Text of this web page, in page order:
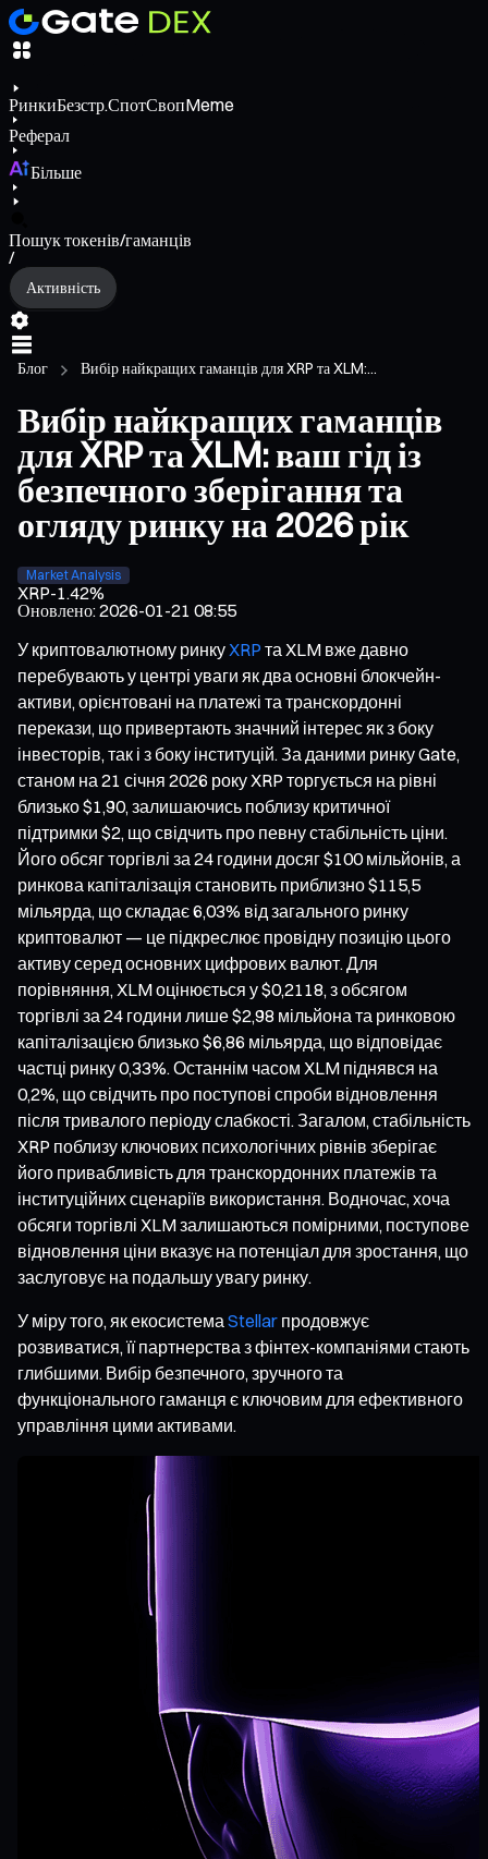
РинкиБезстр.СпотСвопMeme
Реферал
Більше
Пошук токенів/гаманців
/
Активність
Блог Вибір найкращих гаманців для XRP та XLM:...
Вибір найкращих гаманців
для XRP та XLM: ваш гід із
безпечного зберігання та
огляду ринку на 2026 рік
Market Analysis
XRP-1.42%
Оновлено:2026-01-21 08:55
У криптовалютному ринку XRP та XLM вже давно
перебувають у центрі уваги як два основні блокчейн-
активи, орієнтовані на платежі та транскордонні
перекази, що привертають значний інтерес як з боку
інвесторів, так і з боку інституцій. За даними ринку Gate,
станом на 21 січня 2026 року XRP торгується на рівні
близько $1,90, залишаючись поблизу критичної
підтримки $2, що свідчить про певну стабільність ціни.
Його обсяг торгівлі за 24 години досяг $100 мільйонів, а
ринкова капіталізація становить приблизно $115,5
мільярда, що складає 6,03% від загального ринку
криптовалют — це підкреслює провідну позицію цього
активу серед основних цифрових валют. Для
порівняння, XLM оцінюється у $0,2118, з обсягом
торгівлі за 24 години лише $2,98 мільйона та ринковою
капіталізацією близько $6,86 мільярда, що відповідає
частці ринку 0,33%. Останнім часом XLM піднявся на
0,2%, що свідчить про поступові спроби відновлення
після тривалого періоду слабкості. Загалом, стабільність
XRP поблизу ключових психологічних рівнів зберігає
його привабливість для транскордонних платежів та
інституційних сценаріїв використання. Водночас, хоча
обсяги торгівлі XLM залишаються помірними, поступове
відновлення ціни вказує на потенціал для зростання, що
заслуговує на подальшу увагу ринку.
У міру того, як екосистема Stellar продовжує
розвиватися, її партнерства з фінтех-компаніями стають
глибшими. Вибір безпечного, зручного та
функціонального гаманця є ключовим для ефективного
управління цими активами.